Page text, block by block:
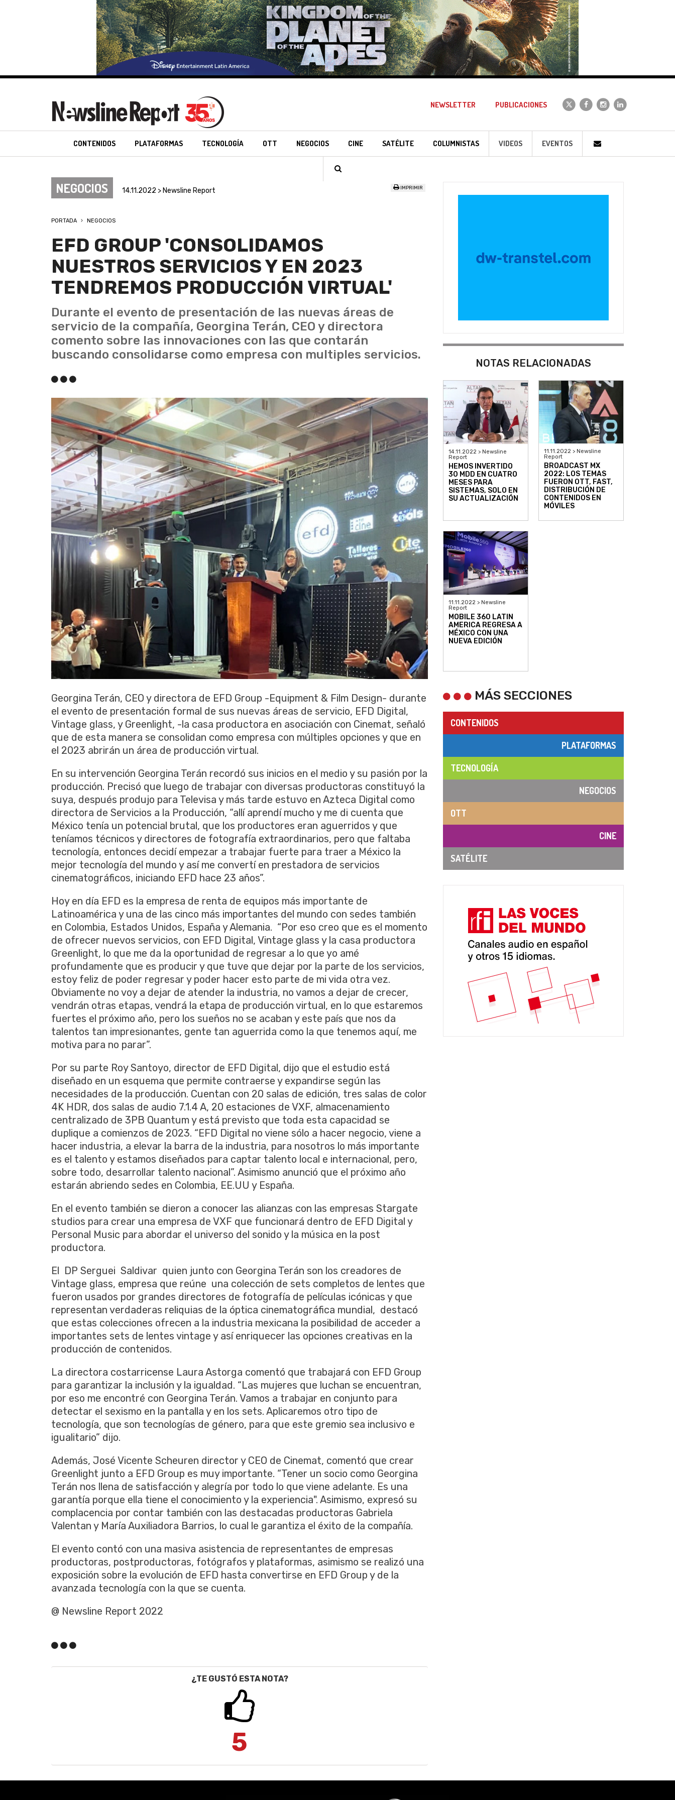
NEWSLETTER PUBLICACIONES
CONTENIDOS PLATAFORMAS TECNOLOGÍA OTT NEGOCIOS CINE SATÉLITE COLUMNISTAS VIDEOS EVENTOS
NEGOCIOS 14.11.2022 > Newsline Report IMPRIMIR
PORTADA NEGOCIOS
EFD GROUP 'CONSOLIDAMOS
NUESTROS SERVICIOS Y EN 2023
TENDREMOS PRODUCCIÓN VIRTUAL'
Durante el evento de presentación de las nuevas áreas de
servicio de la compañía, Georgina Terán, CEO y directora
comento sobre las innovaciones con las que contarán
buscando consolidarse como empresa con multiples servicios.
Georgina Terán, CEO y directora de EFD Group -Equipment & Film Design- durante
el evento de presentación formal de sus nuevas áreas de servicio, EFD Digital,
Vintage glass, y Greenlight, -la casa productora en asociación con Cinemat, señaló
que de esta manera se consolidan como empresa con múltiples opciones y que en
el 2023 abrirán un área de producción virtual.
En su intervención Georgina Terán recordó sus inicios en el medio y su pasión por la
producción. Precisó que luego de trabajar con diversas productoras constituyó la
suya, después produjo para Televisa y más tarde estuvo en Azteca Digital como
directora de Servicios a la Producción, “allí aprendí mucho y me di cuenta que
México tenía un potencial brutal, que los productores eran aguerridos y que
teníamos técnicos y directores de fotografía extraordinarios, pero que faltaba
tecnología, entonces decidí empezar a trabajar fuerte para traer a México la
mejor tecnología del mundo y así me convertí en prestadora de servicios
cinematográficos, iniciando EFD hace 23 años”.
Hoy en día EFD es la empresa de renta de equipos más importante de
Latinoamérica y una de las cinco más importantes del mundo con sedes también
en Colombia, Estados Unidos, España y Alemania. “Por eso creo que es el momento
de ofrecer nuevos servicios, con EFD Digital, Vintage glass y la casa productora
Greenlight, lo que me da la oportunidad de regresar a lo que yo amé
profundamente que es producir y que tuve que dejar por la parte de los servicios,
estoy feliz de poder regresar y poder hacer esto parte de mi vida otra vez.
Obviamente no voy a dejar de atender la industria, no vamos a dejar de crecer,
vendrán otras etapas, vendrá la etapa de producción virtual, en lo que estaremos
fuertes el próximo año, pero los sueños no se acaban y este país que nos da
talentos tan impresionantes, gente tan aguerrida como la que tenemos aquí, me
motiva para no parar”.
Por su parte Roy Santoyo, director de EFD Digital, dijo que el estudio está
diseñado en un esquema que permite contraerse y expandirse según las
necesidades de la producción. Cuentan con 20 salas de edición, tres salas de color
4K HDR, dos salas de audio 7.1.4 A, 20 estaciones de VXF, almacenamiento
centralizado de 3PB Quantum y está previsto que toda esta capacidad se
duplique a comienzos de 2023. “EFD Digital no viene sólo a hacer negocio, viene a
hacer industria, a elevar la barra de la industria, para nosotros lo más importante
es el talento y estamos diseñados para captar talento local e internacional, pero,
sobre todo, desarrollar talento nacional”. Asimismo anunció que el próximo año
estarán abriendo sedes en Colombia, EE.UU y España.
En el evento también se dieron a conocer las alianzas con las empresas Stargate
studios para crear una empresa de VXF que funcionará dentro de EFD Digital y
Personal Music para abordar el universo del sonido y la música en la post
productora.
El DP Serguei Saldivar quien junto con Georgina Terán son los creadores de
Vintage glass, empresa que reúne una colección de sets completos de lentes que
fueron usados por grandes directores de fotografía de películas icónicas y que
representan verdaderas reliquias de la óptica cinematográfica mundial, destacó
que estas colecciones ofrecen a la industria mexicana la posibilidad de acceder a
importantes sets de lentes vintage y así enriquecer las opciones creativas en la
producción de contenidos.
La directora costarricense Laura Astorga comentó que trabajará con EFD Group
para garantizar la inclusión y la igualdad. “Las mujeres que luchan se encuentran,
por eso me encontré con Georgina Terán. Vamos a trabajar en conjunto para
detectar el sexismo en la pantalla y en los sets. Aplicaremos otro tipo de
tecnología, que son tecnologías de género, para que este gremio sea inclusivo e
igualitario” dijo.
Además, José Vicente Scheuren director y CEO de Cinemat, comentó que crear
Greenlight junto a EFD Group es muy importante. “Tener un socio como Georgina
Terán nos llena de satisfacción y alegría por todo lo que viene adelante. Es una
garantía porque ella tiene el conocimiento y la experiencia". Asimismo, expresó su
complacencia por contar también con las destacadas productoras Gabriela
Valentan y María Auxiliadora Barrios, lo cual le garantiza el éxito de la compañía.
El evento contó con una masiva asistencia de representantes de empresas
productoras, postproductoras, fotógrafos y plataformas, asimismo se realizó una
exposición sobre la evolución de EFD hasta convertirse en EFD Group y de la
avanzada tecnología con la que se cuenta.
@ Newsline Report 2022
¿TE GUSTÓ ESTA NOTA?
5
NOTAS RELACIONADAS
14.11.2022 > Newsline
Report
HEMOS INVERTIDO
30 MDD EN CUATRO
MESES PARA
SISTEMAS, SOLO EN
SU ACTUALIZACIÓN
11.11.2022 > Newsline
Report
BROADCAST MX
2022: LOS TEMAS
FUERON OTT, FAST,
DISTRIBUCIÓN DE
CONTENIDOS EN
MÓVILES
11.11.2022 > Newsline
Report
MOBILE 360 LATIN
AMERICA REGRESA A
MÉXICO CON UNA
NUEVA EDICIÓN
MÁS SECCIONES
CONTENIDOS
PLATAFORMAS
TECNOLOGÍA
NEGOCIOS
OTT
CINE
SATÉLITE